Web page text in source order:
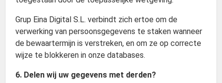
Grup Eina Digital S.L. verbindt zich ertoe om de
verwerking van persoonsgegevens te staken wanneer
de bewaartermijn is verstreken, en om ze op correcte
wijze te blokkeren in onze databases.
6. Delen wij uw gegevens met derden?